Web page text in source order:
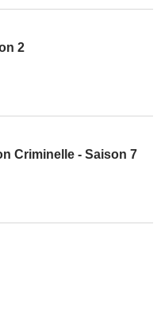
2
Criminelle - Saison 7